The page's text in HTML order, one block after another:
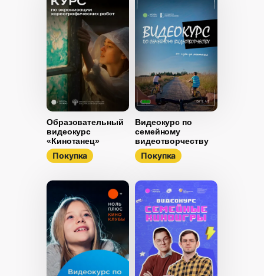
Образовательный
видеокурс
«Кинотанец»
Покупка
Видеокурс по
семейному
видеотворчеству
Покупка